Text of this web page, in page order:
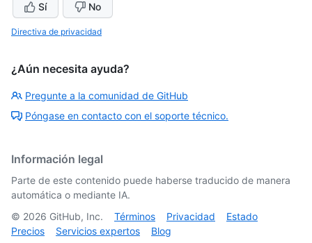
Sí No
Directiva de privacidad
¿Aún necesita ayuda?
Pregunte a la comunidad de GitHub
Póngase en contacto con el soporte técnico.
Información legal
Parte de este contenido puede haberse traducido de manera
automática o mediante IA.
© 2026 GitHub, Inc. Términos Privacidad
Estado
Precios
Servicios expertos Blog